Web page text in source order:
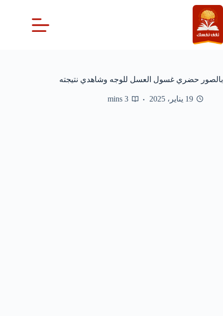
التجاوز
إلى
المحتوى
بالصور حضري غسول العسل للوجه وشاهدي نتيجته
19 يناير، 2025 3 mins